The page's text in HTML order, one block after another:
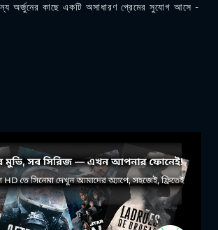
অর্জুনের কাছে একটি অসাধারণ প্রেমের সুযোগ আসে -